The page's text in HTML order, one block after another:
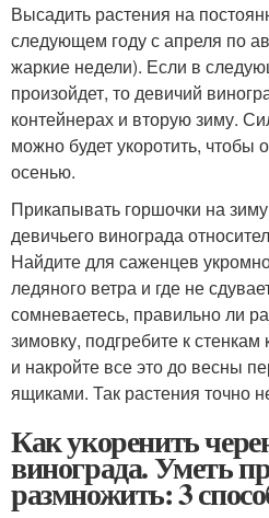
Высадить растения на
следующем году с апреля по
жаркие недели). Если в
произойдет, то девичий
контейнерах и вторую зиму.
можно будет укоротить, чтобы
осенью.
Прикапывать горшочки на
девичьего винограда
Найдите для саженцев
ледяного ветра и где не
сомневаетесь, правильно ли
зимовку, подгребите к
и накройте все это до весны
ящиками. Так растения точно
Как укоренить
винограда. Уметь
размножить: 3